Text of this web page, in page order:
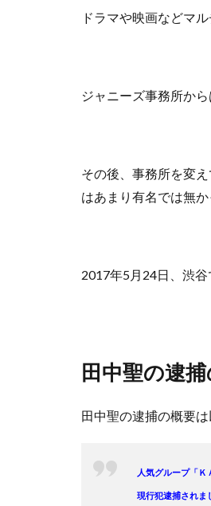
ドラマや映画などマ
ジャニーズ事務所か
その後、事務所を変
はあまり有名では無か
2017年5月24日、渋谷
田中聖の逮
田中聖の逮捕の概要は
人気グループ「
現行犯逮捕されま